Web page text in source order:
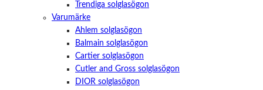
Trendiga solglasögon
Varumärke
Ahlem solglasögon
Balmain solglasögon
Cartier solglasögon
Cutler and Gross solglasögon
DIOR solglasögon